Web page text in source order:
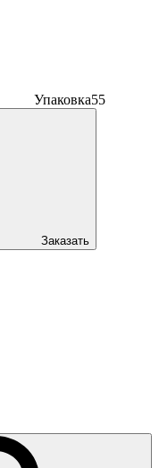
Упаковка55
Заказать